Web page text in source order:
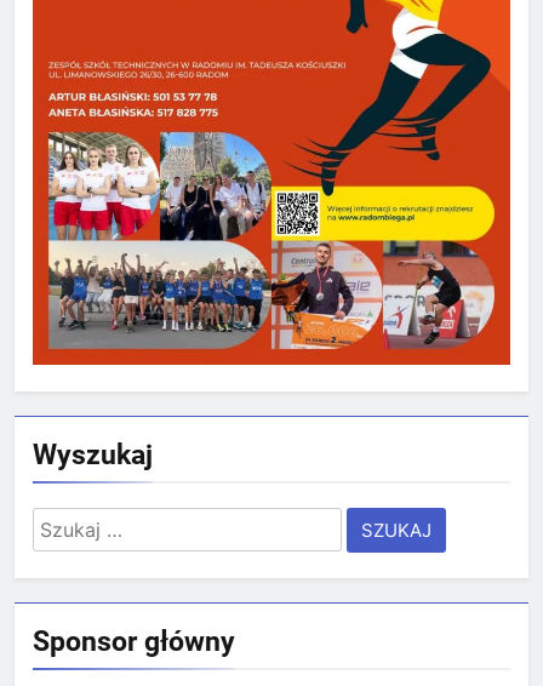
Wyszukaj
Szukaj:
Sponsor główny